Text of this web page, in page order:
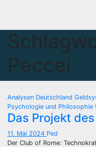
Peccei
Analysen Deutschland
Psychologie und Philosophie
Das Projekt
11. Mai 2024 Ped
Der Club of Rome: